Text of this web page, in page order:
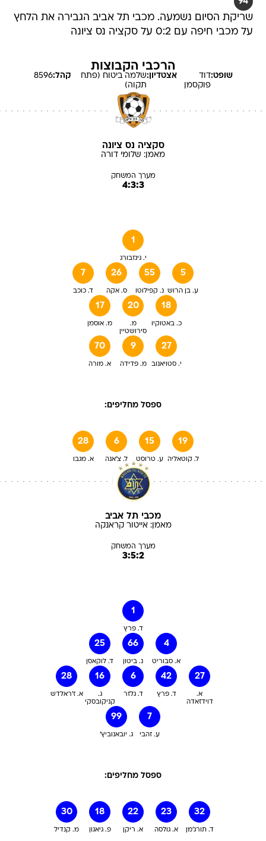
שריקת הסיום נשמעה. מכבי תל אביב הגבירה את הלחץ
על מכבי חיפה עם 0:2 על סקציה נס ציונה
הרכבי הקבוצות
שופט:דוד
פוקסמן
אצטדיון:שלמה ביטוח (פתח
תקוה)
קהל:8596
סקציה נס ציונה
מאמן: שלומי דורה
מערך המשחק
4:3:3
1
י. גינזבורג
7
ד. כוכב
26
ס. אקה
55
נ. קפילוטו
5
ע. בן הרוש
17
מ. אוסמן
20
מ.
סירושטיין
18
כ. באטוקיו
70
א. מורה
9
מ. פדידה
27
י. סטויאנוב
ספסל מחליפים:
28
א. מגבו
6
ל. צ'אנה
15
ע. טרוסט
19
ל. קוטאליה
מכבי תל אביב
מאמן:אייטור קראנקה
מערך המשחק
3:5:2
1
ד. פרץ
25
ד. לוקאסן
66
נ. ביטון
4
א. סבוריט
28
א. ז'ראלדש
16
ג.
קניקובסקי
6
ד. גלזר
42
ד. פרץ
27
א.
דוידזאדה
99
ג. יובאנוביץ'
7
ע. זהבי
ספסל מחליפים:
30
מ. קנדיל
18
פ. גיאגון
22
א. ריקן
23
א. גולסה
32
ד. תורג'מן